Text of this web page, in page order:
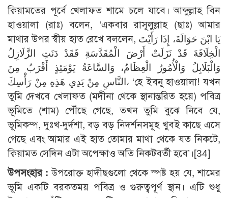
ক্বিয়ামতের পূর্বে খেলাফত শামে চলে যাবে। আব্দুল্লাহ বিন
হাওয়ালা (রাঃ) বলেন, ‘একবার রাসূলুল্লাহ (ছাঃ) আমার
মাথার উপর স্বীয় হাত রেখে বললেন, يَا ابْنَ حَوَالَةَ، إِذَا رَأَيْتَ
الْخِلَافَةَ قَدْ نَزَلَتْ أَرْضَ الْمُقَدَّسَةِ فَقَدْ دَنَتِ الزَّلَازِلُ
وَالْبَلَابِلُ وَالْأُمُورُ الْعِظَامُ، وَالسَّاعَةُ يَوْمَئِذٍ أَقْرَبُ مِنَ
النَّاسِ مِنْ يَدِي هَذِهِ مِنْ رَأْسِكَ، ‘হে ইবনু হাওয়ালা! যখন
তুমি দেখবে খেলাফত (মদীনা থেকে স্থানান্তরিত হয়ে) পবিত্র
ভূমিতে (শাম) পৌঁছে গেছে, তখন তুমি বুঝে নিবে যে,
ভূমিকম্প, দুঃখ-দুর্দশা, বড় বড় নিদর্শনসমূহ খুবই কাছে এসে
গেছে এবং আমার এই হাত তোমার মাথা থেকে যত নিকটে,
ক্বিয়ামত সেদিন এটা অপেক্ষাও অতি নিকটবর্তী হবে’।[34]
উপসংহার: উপরোক্ত হাদীছগুলো থেকে স্পষ্ট হয় যে, শামের
ভূমি একটি বরকতময় পবিত্র ও গুরুত্বপূর্ণ স্থান। এটি শুধু